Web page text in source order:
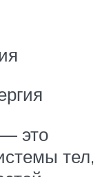
это
тел,